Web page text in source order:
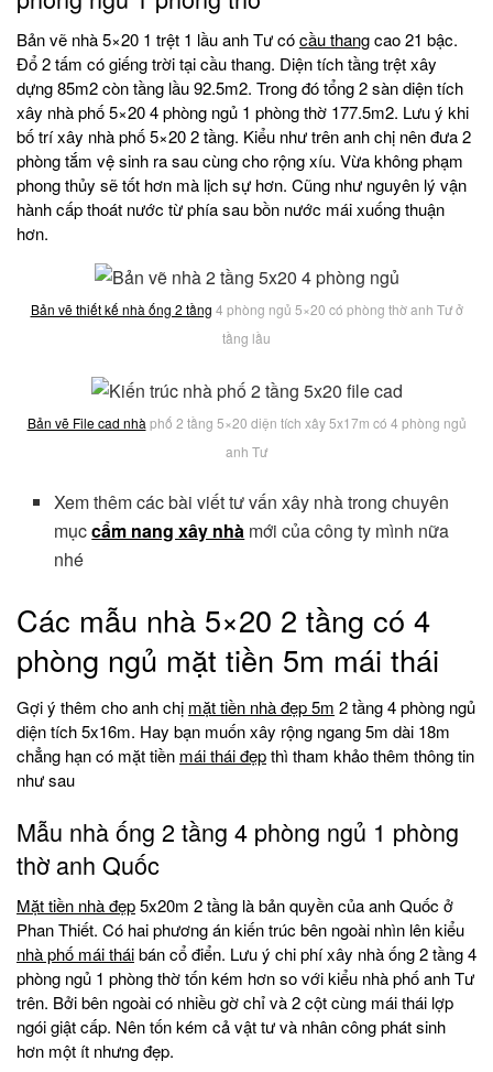
Bản vẽ nhà 5×20 1 trệt 1 lầu anh Tư cócầu thangcao 21 bậc.
Đổ 2 tấm có giếng trời tại cầu thang. Diện tích tầng trệt xây
dựng 85m2 còn tầng lầu 92.5m2. Trong đó tổng 2 sàn diện tích
xây nhà phố 5×20 4 phòng ngủ 1 phòng thờ 177.5m2. Lưu ý khi
bố trí xây nhà phố 5×20 2 tầng. Kiểu như trên anh chị nên đưa 2
phòng tắm vệ sinh ra sau cùng cho rộng xíu. Vừa không phạm
phong thủy sẽ tốt hơn mà lịch sự hơn. Cũng như nguyên lý vận
hành cấp thoát nước từ phía sau bồn nước mái xuống thuận
hơn.
Bản vẽ thiết kế nhà ống 2 tầng 4 phòng ngủ 5×20 có phòng thờ anh Tư ở
tầng lầu
Bản vẽ File cad nhà phố 2 tầng 5×20 diện tích xây 5x17m có 4 phòng ngủ
anh Tư
Xem thêm các bài viết tư vấn xây nhà trong chuyên
mụccẩm nang xây nhà mới của công ty mình nữa
nhé
Các mẫu nhà 5×20 2 tầng có 4
phòng ngủ mặt tiền 5m mái thái
Gợi ý thêm cho anh chị mặt tiền nhà đẹp 5m 2 tầng 4 phòng ngủ
diện tích 5x16m. Hay bạn muốn xây rộng ngang 5m dài 18m
chẳng hạn có mặt tiền mái thái đẹpthì tham khảo thêm thông tin
như sau
Mẫu nhà ống 2 tầng 4 phòng ngủ 1 phòng
thờ anh Quốc
Mặt tiền nhà đẹp5x20m 2 tầng là bản quyền của anh Quốc ở
Phan Thiết. Có hai phương án kiến trúc bên ngoài nhìn lên kiểu
nhà phố mái tháibán cổ điển. Lưu ý chi phí xây nhà ống 2 tầng 4
phòng ngủ 1 phòng thờ tốn kém hơn so với kiểu nhà phố anh Tư
trên. Bởi bên ngoài có nhiều gờ chỉ và 2 cột cùng mái thái lợp
ngói giật cấp. Nên tốn kém cả vật tư và nhân công phát sinh
hơn một ít nhưng đẹp.